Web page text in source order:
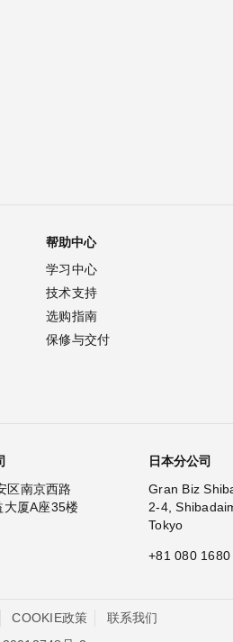
帮助中心
学习中心
技术支持
选购指南
保修与交付
安区南京西路
厦A座35楼
日本分公司
Gran Biz
2-4,
Tokyo
+81 080
COOKIE政策
联系我们